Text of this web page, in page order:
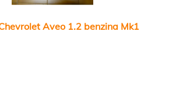
Aveo 1.2 benzina Mk1